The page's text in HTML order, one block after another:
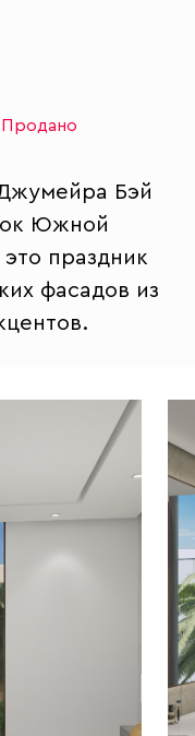
Продано
Бэй
Южной
праздник
фасадов из